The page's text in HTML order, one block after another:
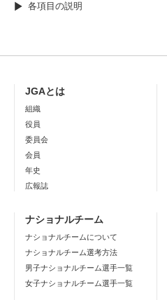
各項目の説明
JGAとは
組織
役員
委員会
会員
年史
広報誌
ナショナルチーム
ナショナルチームについて
ナショナルチーム選考方法
男子ナショナルチーム選手一覧
女子ナショナルチーム選手一覧